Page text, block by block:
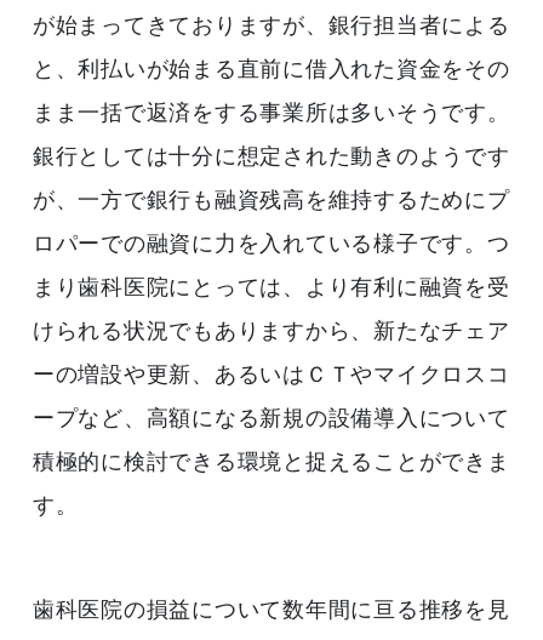
が始まってきておりますが、銀行担当者による
と、利払いが始まる直前に借入れた資金をその
まま一括で返済をする事業所は多いそうです。
銀行としては十分に想定された動きのようです
が、一方で銀行も融資残高を維持するためにプ
ロパーでの融資に力を入れている様子です。つ
まり歯科医院にとっては、より有利に融資を受
けられる状況でもありますから、新たなチェア
ーの増設や更新、あるいはＣＴやマイクロスコ
ープなど、高額になる新規の設備導入について
積極的に検討できる環境と捉えることができま
す。
歯科医院の損益について数年間に亘る推移を見